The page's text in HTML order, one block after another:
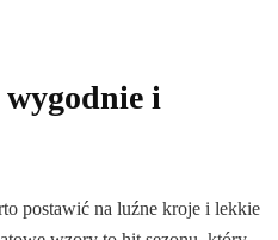
i
postawić na luźne kroje i lekkie